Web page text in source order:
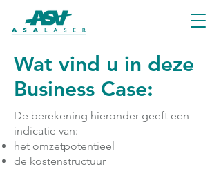
Wat vind u in deze
Business Case:
De berekening hieronder geeft een
indicatie van:
het omzetpotentieel
de kostenstructuur